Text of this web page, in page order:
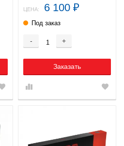
ЦЕНА: 6 100 ₽
Под заказ
- +
Заказать